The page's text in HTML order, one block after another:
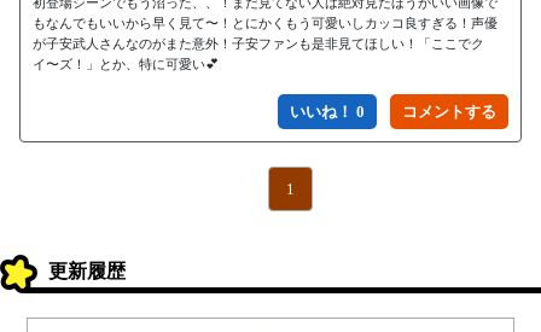
もなんでもいいから早く見て〜！とにかくもう可愛いしカッコ良すぎる！声優
が子安武人さんなのがまた意外！子安ファンも是非見てほしい！「ここでク
イ〜ズ！」とか、特に可愛い💕
いいね！ 0
1
更新履歴